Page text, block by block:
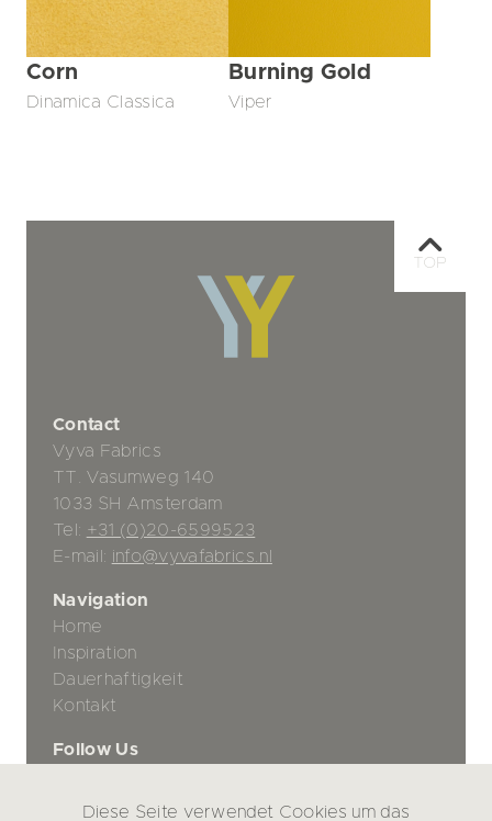
Corn
Dinamica Classica
Burning Gold
Viper
Contact
Vyva Fabrics
TT. Vasumweg 140
1033 SH Amsterdam
Tel: +31 (0)20-6599523
E-mail: info@vyvafabrics.nl
Navigation
Home
Inspiration
Dauerhaftigkeit
Kontakt
Follow Us
TOP
Diese Seite verwendet Cookies um das